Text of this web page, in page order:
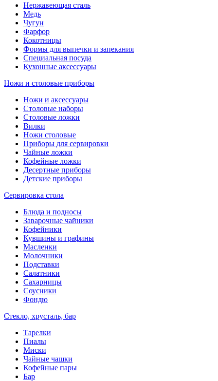
Нержавеющая сталь
Медь
Чугун
Фарфор
Кокотницы
Формы для выпечки и запекания
Специальная посуда
Кухонные аксессуары
Ножи и столовые приборы
Ножи и аксессуары
Столовые наборы
Столовые ложки
Вилки
Ножи столовые
Приборы для сервировки
Чайные ложки
Кофейные ложки
Десертные приборы
Детские приборы
Сервировка стола
Блюда и подносы
Заварочные чайники
Кофейники
Кувшины и графины
Масленки
Молочники
Подставки
Салатники
Сахарницы
Соусники
Фондю
Стекло, хрусталь, бар
Тарелки
Пиалы
Миски
Чайные чашки
Кофейные пары
Бар